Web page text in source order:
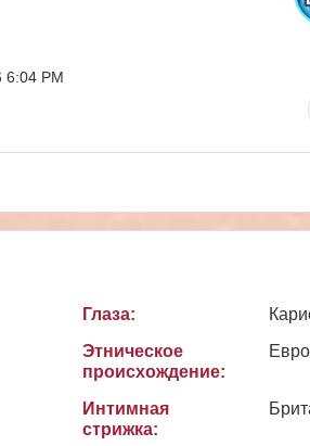
6:04 PM
Глаза:
Этническое
происхождение:
Интимная
стрижка: